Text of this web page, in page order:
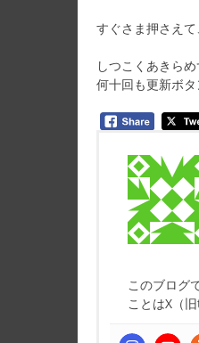
すぐさま押さえ
しつこくあきら
何十回も更新ボ
このブログ
ことはX（